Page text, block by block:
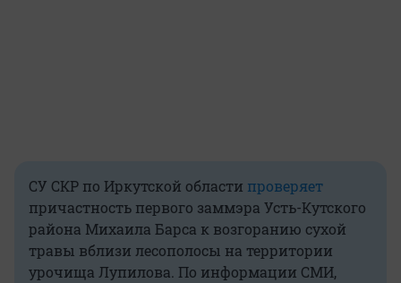
СУ СКР по Иркутской области проверяет
причастность первого заммэра Усть-Кутского
района Михаила Барса к возгоранию сухой
травы вблизи лесополосы на территории
урочища Лупилова. По информации СМИ,